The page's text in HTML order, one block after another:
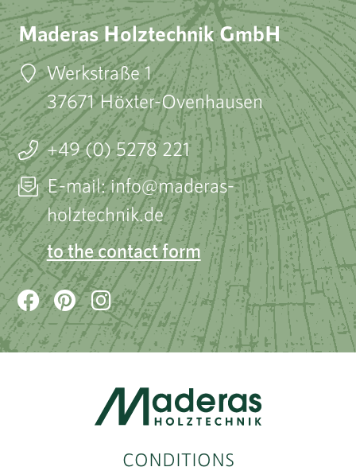
Maderas Holztechnik GmbH
Werkstraße 1
37671 Höxter-Ovenhausen
+49 (0) 5278 221
E-mail: info@maderas-
holztechnik.de
to the contact form
CONDITIONS